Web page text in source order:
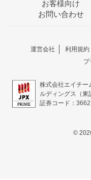
お客様向け
お問い合わせ
運営会社 利用規約
プ
株式会社エイチー
ルディングス（東
証券コード：3662
©